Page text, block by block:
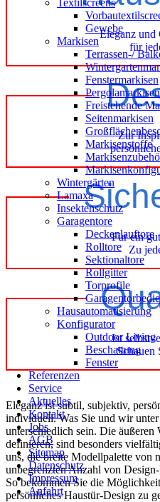
Textilscreens
Gewebe
Markisen
Terrassen-/
Fenstermarkisen
Pergolamarkisen
Freistehende
Seitenmarkisen
Markisenstoffe
Wintergärten
Lamaxa
Insektenschutz
Garagentore
Deckenlauftore
Rolltore
Sektionaltore
Rollgitter
Torprofile
Hausautomatisierung
Konfigurator
Outdoor Living
Beschattung
Fenster
Referenzen
Service
Aktuelles
Kontakt
Jobs
AGB
Sitemap
Datenschutz
Impressum
Anfahrt
Eleganz und
für
Zur
Für ein
Zu
Ist
Schauen
Eleganz ist subtil, subjektiv,
individuell. Was Sie und wir
unterschiedlich sein. Die äußeren
definieren, sind besonders
uns, die breite Modellpalette von
unbegrenzten Anzahl von
So bekommen Sie die
persönliches Haustür-Design zu